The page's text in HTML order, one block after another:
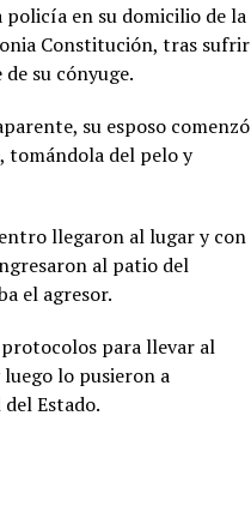
policía en su domicilio de la
Constitución, tras sufrir
su cónyuge.
su esposo comenzó
tomándola del pelo y
llegaron al lugar y con
al patio del
el agresor.
para llevar al
lo pusieron a
Estado.